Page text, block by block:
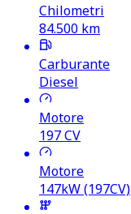
Chilometri
84.500 km
Carburante
Diesel
Motore
197CV
Motore
147kW (197CV)